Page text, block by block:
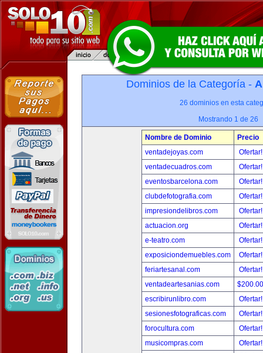
Dominios de la Categoría -
26 dominios en esta
Mostrando 1 de 26
Nombre de Dominio
Precio
ventadejoyas.com
ventadecuadros.com
eventosbarcelona.com
clubdefotografia.com
impresiondelibros.com
actuacion.org
e-teatro.com
exposiciondemuebles.com
feriartesanal.com
ventadeartesanias.com
escribirunlibro.com
sesionesfotograficas.com
forocultura.com
musicompras.com